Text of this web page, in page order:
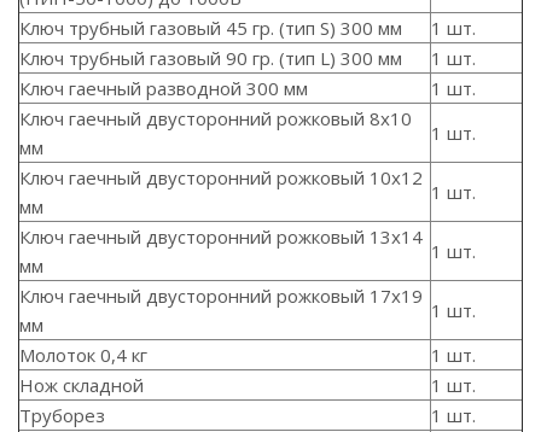
Ключ трубный газовый 45 гр. (тип S) 300 мм
1 шт.
Ключ трубный газовый 90 гр. (тип L) 300 мм
1 шт.
Ключ гаечный разводной 300 мм
1 шт.
Ключ гаечный двусторонний рожковый 8x10
мм
1 шт.
Ключ гаечный двусторонний рожковый 10x12
мм
1 шт.
Ключ гаечный двусторонний рожковый 13x14
мм
1 шт.
Ключ гаечный двусторонний рожковый 17x19
мм
1 шт.
Молоток 0,4 кг
1 шт.
Нож складной
1 шт.
Труборез
1 шт.